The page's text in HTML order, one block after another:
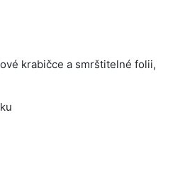
krabičce a smrštitelné folii,